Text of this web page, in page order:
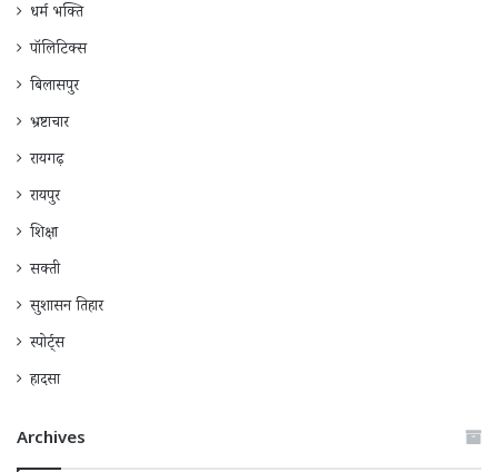
धर्म भक्ति
पॉलिटिक्स
बिलासपुर
भ्रष्टाचार
रायगढ़
रायपुर
शिक्षा
सक्ती
सुशासन तिहार
स्पोर्ट्स
हादसा
Archives